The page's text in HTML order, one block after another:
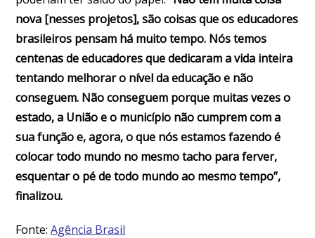
nova [nesses projetos], são coisas que os educadores
brasileiros pensam há muito tempo. Nós temos
centenas de educadores que dedicaram a vida inteira
tentando melhorar o nível da educação e não
conseguem. Não conseguem porque muitas vezes o
estado, a União e o município não cumprem com a
sua função e, agora, o que nós estamos fazendo é
colocar todo mundo no mesmo tacho para ferver,
esquentar o pé de todo mundo ao mesmo tempo”,
finalizou.
Fonte:Agência Brasil